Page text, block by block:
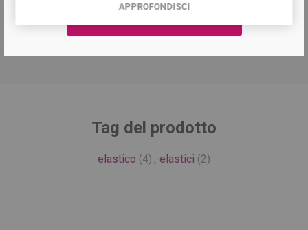
Elastico coda in silicone antistrappo. Colore: Biondo
Tag del prodotto
elastico (4) , elastici (2)
APPROFONDISCI